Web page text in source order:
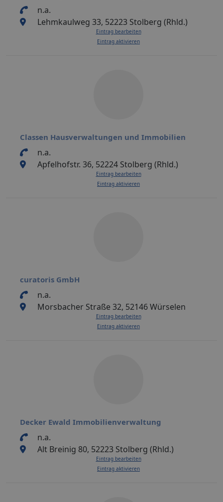
n.a.
Lehmkaulweg 33, 52223 Stolberg (Rhld.)
Eintrag bearbeiten
Eintrag aktivieren
Classen Hausverwaltungen und Immobilien
n.a.
Apfelhofstr. 36, 52224 Stolberg (Rhld.)
Eintrag bearbeiten
Eintrag aktivieren
curatoris GmbH
n.a.
Morsbacher Straße 32, 52146 Würselen
Eintrag bearbeiten
Eintrag aktivieren
Decker Ewald Immobilienverwaltung
n.a.
Alt Breinig 80, 52223 Stolberg (Rhld.)
Eintrag bearbeiten
Eintrag aktivieren